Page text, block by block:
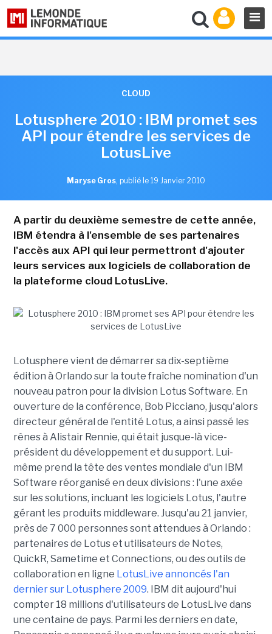
CLOUD
Lotusphere 2010 : IBM promet ses
API pour étendre les services de
LotusLive
Maryse Gros, publié le 19 Janvier 2010
A partir du deuxième semestre de cette année,
IBM étendra à l'ensemble de ses partenaires
l'accès aux API qui leur permettront d'ajouter
leurs services aux logiciels de collaboration de
la plateforme cloud LotusLive.
Lotusphere vient de démarrer sa dix-septième
édition à Orlando sur la toute fraîche nomination d'un
nouveau patron pour la division Lotus Software. En
ouverture de la conférence, Bob Picciano, jusqu'alors
directeur général de l'entité Lotus, a ainsi passé les
rênes à Alistair Rennie, qui était jusque-là vice-
président du développement et du support. Lui-
même prend la tête des ventes mondiale d'un IBM
Software réorganisé en deux divisions : l'une axée
sur les solutions, incluant les logiciels Lotus, l'autre
gérant les produits middleware. Jusqu'au 21 janvier,
près de 7 000 personnes sont attendues à Orlando :
partenaires de Lotus et utilisateurs de Notes,
QuickR, Sametime et Connections, ou des outils de
collaboration en ligne LotusLive annoncés l'an
dernier sur Lotusphere 2009. IBM dit aujourd'hui
compter 18 millions d'utilisateurs de LotusLive dans
une centaine de pays. Parmi les derniers en date,